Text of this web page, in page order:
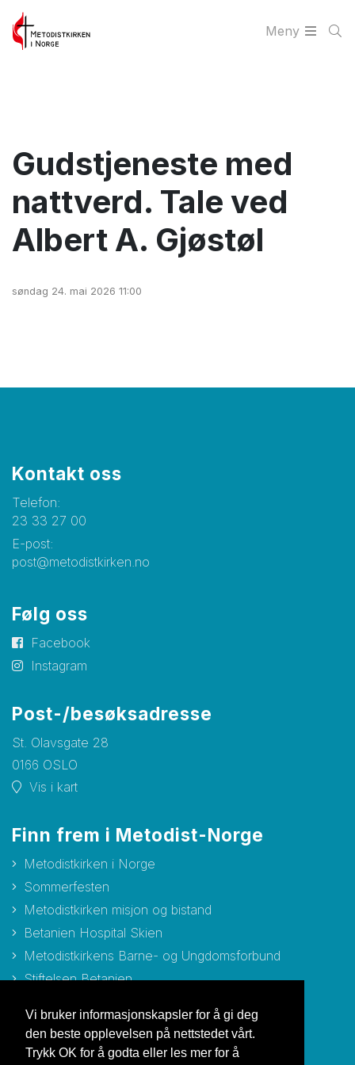
Vi bruker informasjonskapsler for å gi deg
den beste opplevelsen på nettstedet vårt.
Trykk OK for å godta eller les mer for å
Meny
Gudstjeneste med
nattverd. Tale ved
Albert A. Gjøstøl
søndag 24. mai 2026 11:00
Kontakt oss
Telefon:
23 33 27 00
E-post:
post@metodistkirken.no
Følg oss
Facebook
Instagram
Post-/besøksadresse
St. Olavsgate 28
0166 OSLO
Vis i kart
Finn frem i Metodist-Norge
Metodistkirken i Norge
Sommerfesten
Metodistkirken misjon og bistand
Betanien Hospital Skien
Metodistkirkens Barne- og Ungdomsforbund
Stiftelsen Betanien